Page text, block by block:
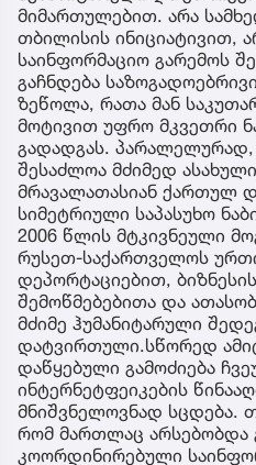
მიმართულებით. არა
თბილისის ინიციატივით,
საინფორმაციო გარემოს
გაჩნდება
ზეწოლა, რათა მან
მოტივით უფრო მკვეთრი
გადადგას. პარალელურად,
შესაძლოა მძიმედ
მრავალათასიან ქართულ
სიმეტრიული საპასუხო
2006 წლის მტკივნეული
რუსეთ-საქართველოს
დეპორტაციებით,
შემოწმებებითა და
მძიმე ჰუმანიტარული
დატვირთული.სწორედ
დაწყებული გამოძიება
ინტერნეტფეიკების
მნიშვნელოვნად სცდება.
რომ მართლაც
კოორდინირებული